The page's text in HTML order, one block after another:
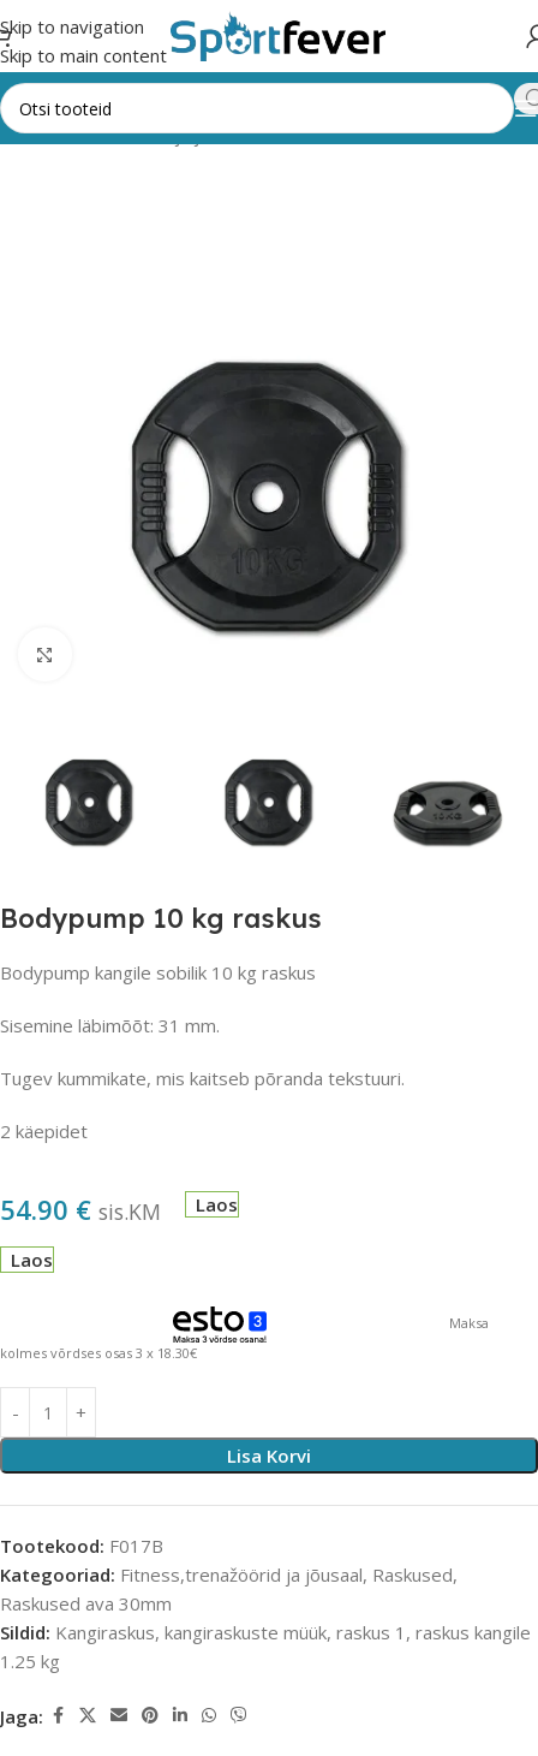
Skip to navigation
Skip to main content
Fitness,trenažöörid ja jõusaal Raskused Raskused ava 30mm
Bodypump 10 kg raskus
Bodypump kangile sobilik 10 kg raskus
Sisemine läbimõõt: 31 mm.
Tugev kummikate, mis kaitseb põranda tekstuuri.
2 käepidet
54.90 € sis.KM Laos
Laos
Maksa
kolmes võrdses osas 3 x 18.30€
Lisa Korvi
Tootekood: F017B
Kategooriad: Fitness,trenažöörid ja jõusaal, Raskused,
Raskused ava 30mm
Sildid: Kangiraskus, kangiraskuste müük, raskus 1 , raskus kangile
1.25 kg
Jaga: